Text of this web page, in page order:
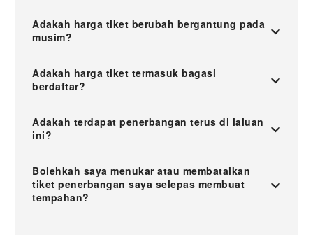
Adakah harga tiket berubah bergantung pada
musim?
Adakah harga tiket termasuk bagasi
berdaftar?
Adakah terdapat penerbangan terus di laluan
ini?
Bolehkah saya menukar atau membatalkan
tiket penerbangan saya selepas membuat
tempahan?